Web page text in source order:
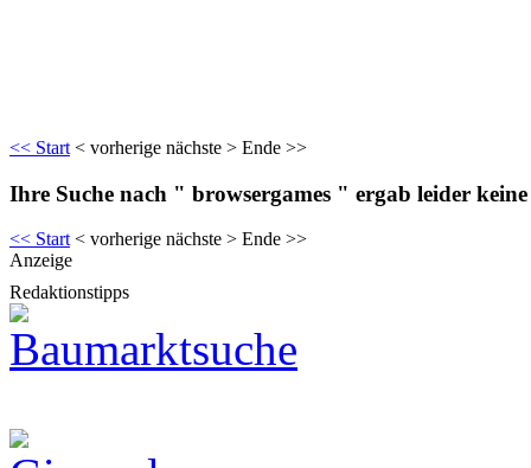
<< Start < vorherige nächste > Ende >>
Ihre Suche nach " browsergames " ergab leider keine
<< Start< vorherige nächste > Ende >>
Anzeige
Redaktionstipps